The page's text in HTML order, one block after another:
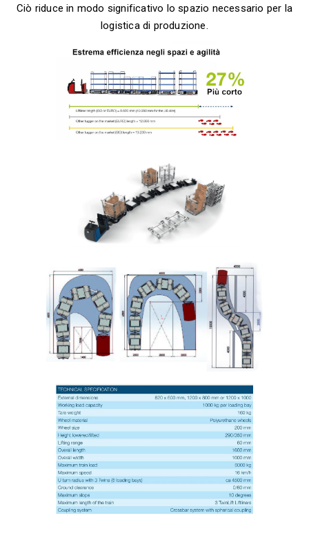
Ciò riduce in modo significativo lo spazio necessario per la
logistica di produzione.